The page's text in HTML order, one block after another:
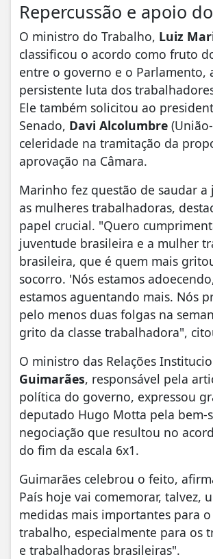
Repercussão e apoio
O ministro do Trabalho, Luiz
classificou o acordo como fruto
entre o governo e o Parlamento,
persistente luta dos
Ele também solicitou ao
Senado, Davi Alcolumbre
celeridade na tramitação da
aprovação na Câmara.
Marinho fez questão de saudar a
as mulheres trabalhadoras,
papel crucial. "Quero
juventude brasileira e a mulher
brasileira, que é quem mais
socorro. 'Nós estamos
estamos aguentando mais. Nós
pelo menos duas folgas na
grito da classe trabalhadora",
O ministro das Relações
Guimarães, responsável pela
política do governo, expressou
deputado Hugo Motta pela bem-
negociação que resultou no
do fim da escala 6x1.
Guimarães celebrou o feito,
País hoje vai comemorar, talvez,
medidas mais importantes para
trabalho, especialmente para os
e trabalhadoras brasileiras".